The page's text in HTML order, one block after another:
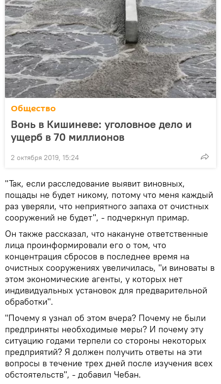
Общество
Вонь в Кишиневе: уголовное дело и
ущерб в 70 миллионов
2 октября 2019, 15:24
"Так, если расследование выявит виновных,
пощады не будет никому, потому что меня каждый
раз уверяли, что неприятного запаха от очистных
сооружений не будет", - подчеркнул примар.
Он также рассказал, что накануне ответственные
лица проинформировали его о том, что
концентрация сбросов в последнее время на
очистных сооружениях увеличилась, "и виноваты в
этом экономические агенты, у которых нет
индивидуальных установок для предварительной
обработки".
"Почему я узнал об этом вчера? Почему не были
предприняты необходимые меры? И почему эту
ситуацию годами терпели со стороны некоторых
предприятий? Я должен получить ответы на эти
вопросы в течение трех дней после изучения всех
обстоятельств", - добавил Чебан.